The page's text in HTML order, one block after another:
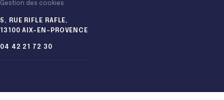
Gestion des cookies
5, RUE RIFLE RAFLE,
13100 AIX-EN-PROVENCE
04 42 21 72 30